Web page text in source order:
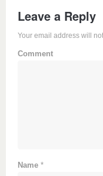
Leave a Reply
Your email address will
Comment
Name *